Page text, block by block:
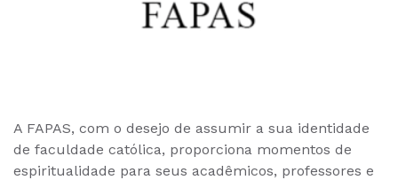
A FAPAS, com o desejo de assumir a sua identidade
de faculdade católica, proporciona momentos de
espiritualidade para seus acadêmicos, professores e